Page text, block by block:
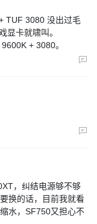
TUF 3080 没出过毛
显卡就啸叫。
+ 3080。
，纠结电源够不够
换的话，目前我就看
水，SF750又担心不